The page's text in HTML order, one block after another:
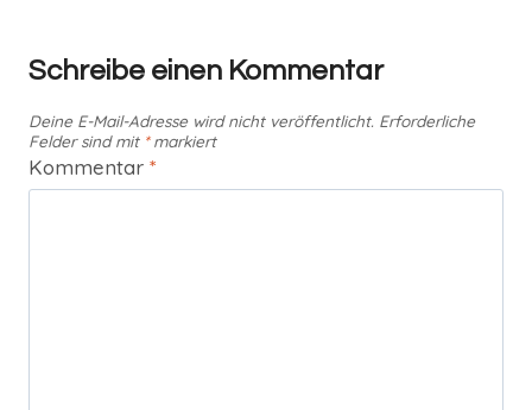
Schreibe einen Kommentar
Deine E-Mail-Adresse wird nicht veröffentlicht. Erforderliche
Felder sind mit *markiert
Kommentar *